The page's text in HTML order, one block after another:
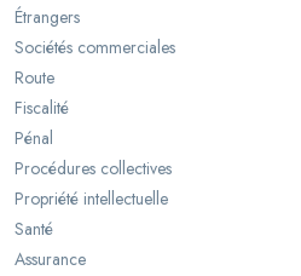
Étrangers
Sociétés commerciales
Route
Fiscalité
Pénal
Procédures collectives
Propriété intellectuelle
Santé
Assurance